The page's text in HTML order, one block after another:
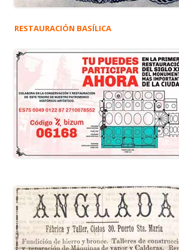
RESTAURACIÓN BASÍLICA